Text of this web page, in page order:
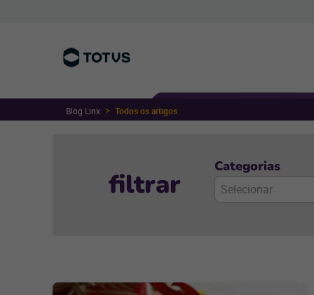
Blog Linx Todos os artigos
filtrar
Categorias
Selecionar